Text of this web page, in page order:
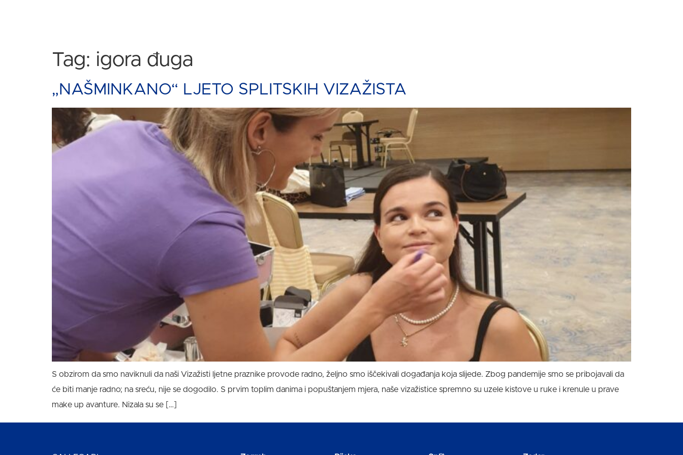
Tag: igora đuga
„NAŠMINKANO“ LJETO SPLITSKIH VIZAŽISTA
S obzirom da smo naviknuli da naši Vizažisti ljetne praznike provode radno, željno smo iščekivali događanja koja slijede. Zbog pandemije smo se pribojavali da
će biti manje radno; na sreću, nije se dogodilo. S prvim toplim danima i popuštanjem mjera, naše vizažistice spremno su uzele kistove u ruke i krenule u prave
make up avanture. Nizala su se […]